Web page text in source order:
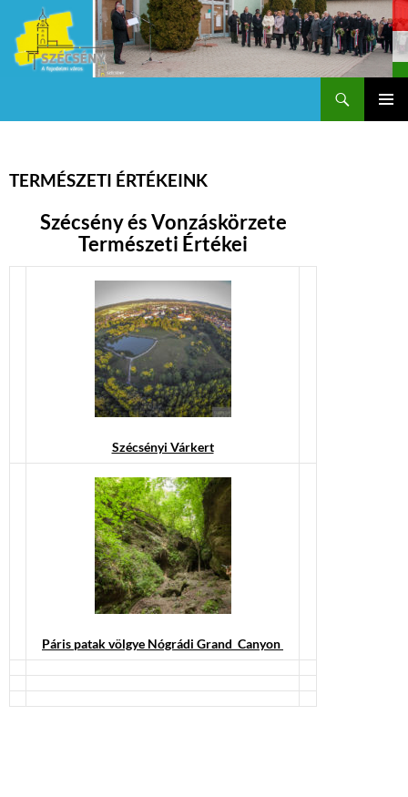
TERMÉSZETI ÉRTÉKEINK
Szécsény és Vonzáskörzete
Természeti Értékei
Szécsényi Várkert
Páris patak völgye Nógrádi Grand Canyon